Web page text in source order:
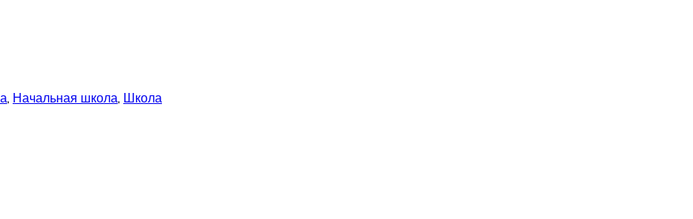
, Начальная школа, Школа